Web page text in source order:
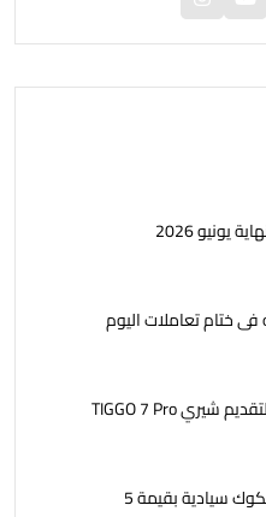
6 مليارات جنيه فى ختام تعاملات اليوم
قريبًا في مصر.. جي بي أوتو تستعد لتقديم شيري TIGGO 7 Pro
اليوم .. البنك المركزي يطرح عطاء صكوك سيادية بقيمة 5